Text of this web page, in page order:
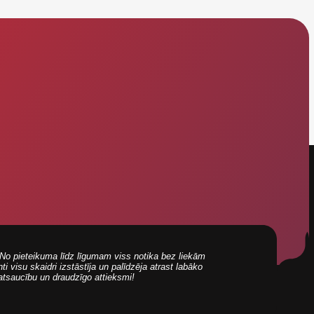
pieteikuma līdz līgumam viss notika bez liekām
visu skaidri izstāstīja un palīdzēja atrast labāko
un draudzīgo attieksmi!